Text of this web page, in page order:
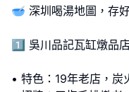
🥣 深圳喝湯地圖，存
1️⃣ 吳川品記瓦缸燉品
• 特色：19年老店，